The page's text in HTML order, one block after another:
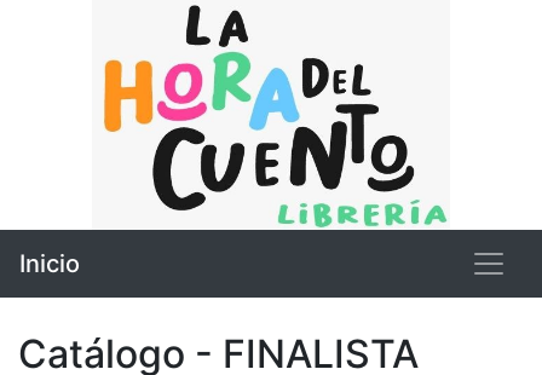
Inicio
Catálogo - FINALISTA